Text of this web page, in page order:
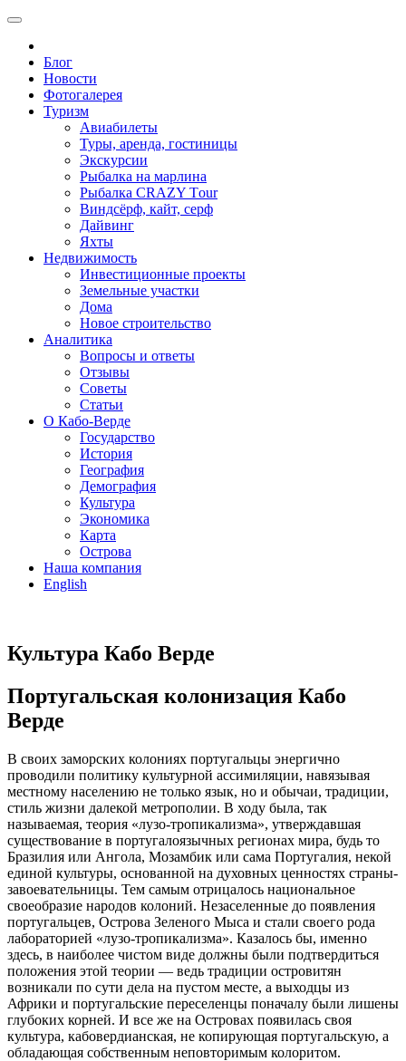
Блог
Новости
Фотогалерея
Туризм
Авиабилеты
Туры, аренда, гостиницы
Экскурсии
Рыбалка на марлина
Рыбалка CRAZY Тour
Виндсёрф, кайт, серф
Дайвинг
Яхты
Недвижимость
Инвестиционные проекты
Земельные участки
Дома
Новое строительство
Аналитика
Вопросы и ответы
Отзывы
Советы
Статьи
О Кабо-Верде
Государство
История
География
Демография
Культура
Экономика
Карта
Острова
Наша компания
English
Культура Кабо Верде
Португальская колонизация Кабо
Верде
В своих заморских колониях португальцы энергично
проводили политику культурной ассимиляции, навязывая
местному населению не только язык, но и обычаи, традиции,
стиль жизни далекой метрополии. В ходу была, так
называемая, теория «лузо-тропикализма», утверждавшая
существование в португалоязычных регионах мира, будь то
Бразилия или Ангола, Мозамбик или сама Португалия, некой
единой культуры, основанной на духовных ценностях страны-
завоевательницы. Тем самым отрицалось национальное
своеобразие народов колоний. Незаселенные до появления
португальцев, Острова Зеленого Мыса и стали своего рода
лабораторией «лузо-тропикализма». Казалось бы, именно
здесь, в наиболее чистом виде должны были подтвердиться
положения этой теории — ведь традиции островитян
возникали по сути дела на пустом месте, а выходцы из
Африки и португальские переселенцы поначалу были лишены
глубоких корней. И все же на Островах появилась своя
культура, кабовердианская, не копирующая португальскую, а
обладающая собственным неповторимым колоритом.